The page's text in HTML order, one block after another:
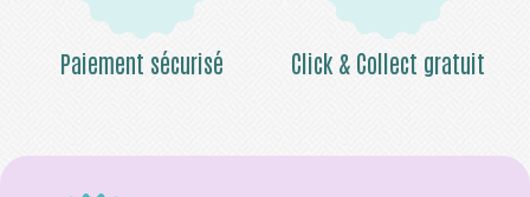
Paiement sécurisé Click & Collect gratuit